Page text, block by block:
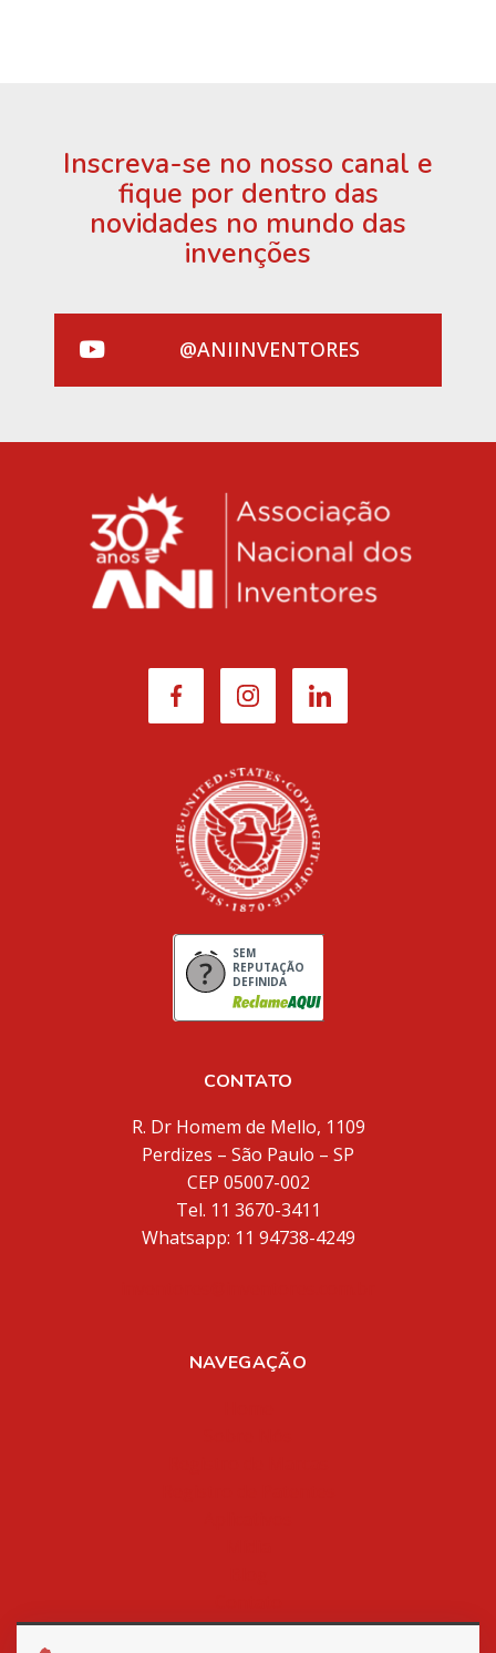
Inscreva-se no nosso canal e
fique por dentro das
novidades no mundo das
invenções
@ANIINVENTORES
SEM
REPUTAÇÃO
DEFINIDA
CONTATO
R. Dr Homem de Mello, 1109
Perdizes – São Paulo – SP
CEP 05007-002
Tel. 11 3670-3411
Whatsapp: 11 94738-4249
NAVEGAÇÃO
Política de Privacidade